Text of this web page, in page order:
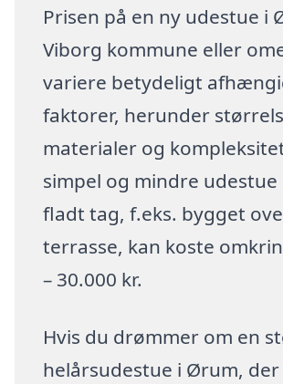
Prisen på en ny udestue i
Viborg kommune eller
variere betydeligt
faktorer, herunder
materialer og
simpel og mindre udestue
fladt tag, f.eks. bygget
terrasse, kan koste
– 30.000 kr.
Hvis du drømmer om en
helårsudestue i Ørum,